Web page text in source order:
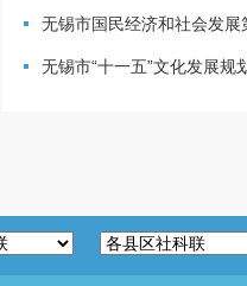
无锡市国民经济和社会发
无锡市“十一五”文化发展规